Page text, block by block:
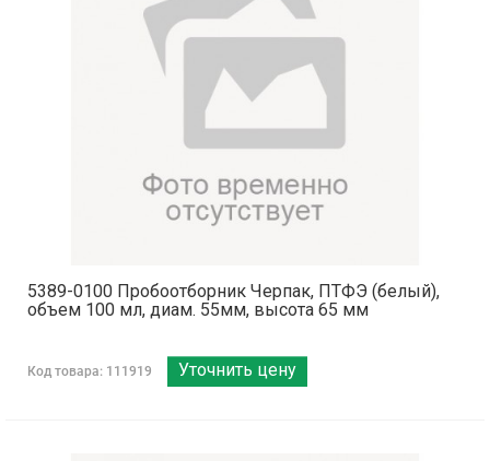
5389-0100 Пробоотборник Черпак, ПТФЭ (белый),
объем 100 мл, диам. 55мм, высота 65 мм
Код товара: 111919 Уточнить цену